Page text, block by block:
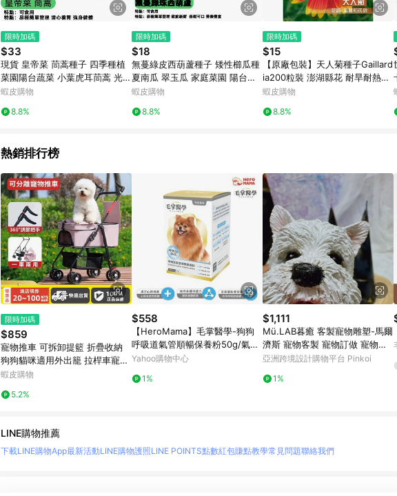
限時加碼
$33
現貨 皇帝菜 茼蒿種子 四季種植
菜園陽台蔬菜 小葉虎耳茼蒿 光杆
茼蒿 火鍋菜 四季蔬菜 快收成 鮮
蝦皮購物
8.8%
限時加碼
$18
無蔓綠皮西葫蘆種子 矮性櫛瓜種
夏南瓜 翠玉瓜 家庭菜園 陽台盆
栽 易栽種 豐收快 自種無農藥 新
蝦皮購物
8.8%
限時加碼
$15
【原廠包裝】天人菊種子Gaillard
ia200粒裝 澎湖縣花 耐旱耐熱草
花 四季開花 蜜源植物 地被盆栽
蝦皮購物
8.8%
熱銷排行榜
限時加碼
$859
寵物推車 可拆卸提籃 折疊收納
狗狗貓咪適用外出籠 拉桿車寵物
推車狗推車貓咪推車可折疊寵物
蝦皮購物
5.2%
$558
【HeroMama】毛掌醫學-狗狗
呼吸道氣管順暢保養粉50g/氣管
保養
Yahoo購物中心
1%
$1,111
Mü.LAB暮癒 客製寵物雕塑-馬爾
濟斯 寵物客製 寵物訂做 寵物紀
念
亞洲跨境設計購物平台 Pinkoi
1%
LINE購物推薦
下載LINE購物App最新活動LINE購物護照LINE POINTS點數紅包賺點教學常見問題聯絡我們